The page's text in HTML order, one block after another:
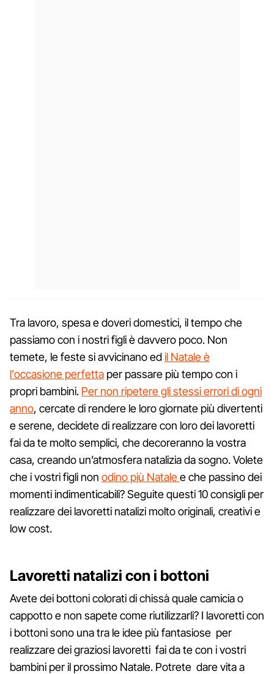
Tra lavoro, spesa e doveri domestici, il tempo che
passiamo con i nostri figli è davvero poco. Non
temete, le feste si avvicinano edil Natale è
l'occasione perfetta per passare più tempo con i
propri bambini. Per non ripetere gli stessi errori di ogni
anno, cercate di rendere le loro giornate più divertenti
e serene, decidete di realizzare con loro dei lavoretti
fai da te molto semplici, che decoreranno la vostra
casa, creando un’atmosfera natalizia da sogno. Volete
che i vostri figli non odino più Natalee che passino dei
momenti indimenticabili? Seguite questi 10 consigli per
realizzare dei lavoretti natalizi molto originali, creativi e
low cost.
Lavoretti natalizi con i bottoni
Avete dei bottoni colorati di chissà quale camicia o
cappotto e non sapete come riutilizzarli? I lavoretti con
i bottoni sono una tra le idee più fantasiose per
realizzare dei graziosi lavoretti fai da te con i vostri
bambini per il prossimo Natale. Potrete dare vita a